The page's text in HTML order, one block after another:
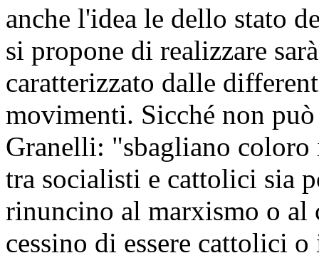
anche l'idea le dello stato
si propone di realizzare
caratterizzato dalle
movimenti. Sicché non può
Granelli: "sbagliano
tra socialisti e cattolici sia
rinuncino al marxismo o al
cessino di essere cattolici